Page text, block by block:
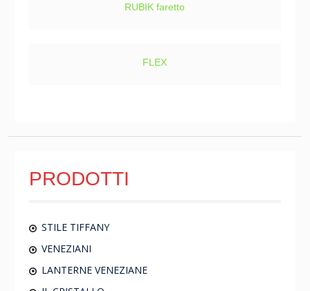
RUBIK faretto
FLEX
PRODOTTI
STILE TIFFANY
VENEZIANI
LANTERNE VENEZIANE